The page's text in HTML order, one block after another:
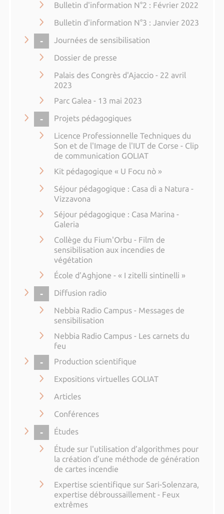
Bulletin d'information N°2 : Février 2022
Bulletin d'information N°3 : Janvier 2023
COLLAPSE
Journées de sensibilisation
Dossier de presse
Palais des Congrès d'Ajaccio - 22 avril
2023
Parc Galea - 13 mai 2023
COLLAPSE
Projets pédagogiques
Licence Professionnelle Techniques du
Son et de l'Image de l'IUT de Corse - Clip
de communication GOLIAT
Kit pédagogique « U Focu nò »
Séjour pédagogique : Casa di a Natura -
Vizzavona
Séjour pédagogique : Casa Marina -
Galeria
Collège du Fium'Orbu - Film de
sensibilisation aux incendies de
végétation
École d’Aghjone - « I zitelli sintinelli »
COLLAPSE
Diffusion radio
Nebbia Radio Campus - Messages de
sensibilisation
Nebbia Radio Campus - Les carnets du
feu
COLLAPSE
Production scientifique
Expositions virtuelles GOLIAT
Articles
Conférences
COLLAPSE
Études
Étude sur l'utilisation d’algorithmes pour
la création d’une méthode de génération
de cartes incendie
Expertise scientifique sur Sari-Solenzara,
expertise débroussaillement - Feux
extrêmes